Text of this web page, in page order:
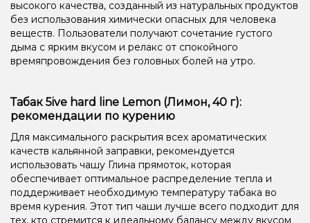
высокого качества, созданный из натуральных продуктов
без использования химически опасных для человека
веществ. Пользователи получают сочетание густого
дыма с ярким вкусом и релакс от спокойного
времяпровождения без головных болей на утро.
Табак 5ive hard line Lemon (Лимон, 40 г):
рекомендации по курению
Для максимального раскрытия всех ароматических
качеств кальянной заправки, рекомендуется
использовать чашу Глина прямоток, которая
обеспечивает оптимальное распределение тепла и
поддерживает необходимую температуру табака во
время курения. Этот тип чаши лучше всего подходит для
тех, кто стремится к идеальному балансу между вкусом